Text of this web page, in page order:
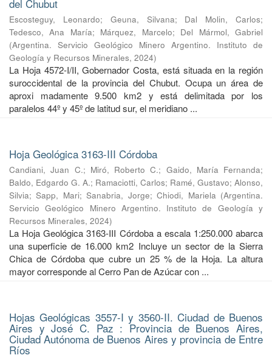
del Chubut
Escosteguy, Leonardo; Geuna, Silvana; Dal Molin, Carlos;
Tedesco, Ana María; Márquez, Marcelo; Del Mármol, Gabriel
(Argentina. Servicio Geológico Minero Argentino. Instituto de
Geología y Recursos Minerales, 2024)
La Hoja 4572-I/II, Gobernador Costa, está situada en la región
suroccidental de la provincia del Chubut. Ocupa un área de
aproxi madamente 9.500 km2 y está delimitada por los
paralelos 44º y 45º de latitud sur, el meridiano ...
Hoja Geológica 3163-III Córdoba
Candiani, Juan C.; Miró, Roberto C.; Gaido, María Fernanda;
Baldo, Edgardo G. A.; Ramaciotti, Carlos; Ramé, Gustavo; Alonso,
Silvia;Sapp, Mari;Sanabria, Jorge;Chiodi, Mariela (Argentina.
Servicio Geológico Minero Argentino. Instituto de Geología y
Recursos Minerales, 2024)
La Hoja Geológica 3163-III Córdoba a escala 1:250.000 abarca
una superficie de 16.000 km2 Incluye un sector de la Sierra
Chica de Córdoba que cubre un 25 % de la Hoja. La altura
mayor corresponde al Cerro Pan de Azúcar con ...
Hojas Geológicas 3557-I y 3560-II. Ciudad de Buenos
Aires y José C. Paz : Provincia de Buenos Aires,
Ciudad Autónoma de Buenos Aires y provincia de Entre
Ríos